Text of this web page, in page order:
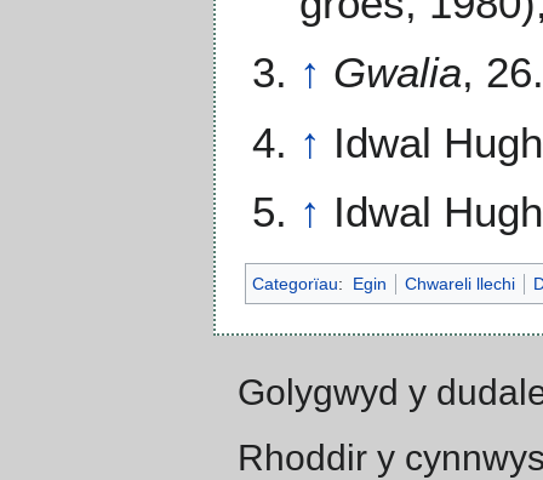
↑ Gwalia,
↑ Idwal
↑ Idwal
Categorïau: Egin Chwareli llechi
Golygwyd y
Rhoddir y